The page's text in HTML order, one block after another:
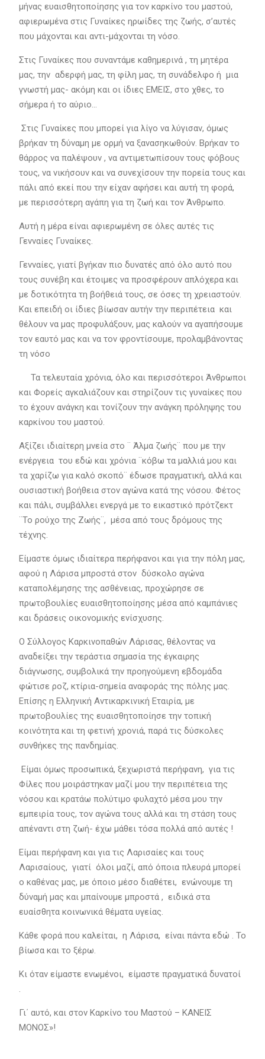
μήνας ευαισθητοποίησης για τον καρκίνο του μαστού,
αφιερωμένα στις Γυναίκες ηρωίδες της ζωής, σ’αυτές
που μάχονται και αντι-μάχονται τη νόσο.
Στις Γυναίκες που συναντάμε καθημερινά , τη μητέρα
μας, την αδερφή μας, τη φίλη μας, τη συνάδελφο ή μια
γνωστή μας- ακόμη και οι ίδιες ΕΜΕΙΣ, στο χθες, το
σήμερα ή το αύριο…
Στις Γυναίκες που μπορεί για λίγο να λύγισαν, όμως
βρήκαν τη δύναμη με ορμή να ξανασηκωθούν. Βρήκαν το
θάρρος να παλέψουν , να αντιμετωπίσουν τους φόβους
τους, να νικήσουν και να συνεχίσουν την πορεία τους και
πάλι από εκεί που την είχαν αφήσει και αυτή τη φορά,
με περισσότερη αγάπη για τη ζωή και τον Άνθρωπο.
Αυτή η μέρα είναι αφιερωμένη σε όλες αυτές τις
Γενναίες Γυναίκες.
Γενναίες, γιατί βγήκαν πιο δυνατές από όλο αυτό που
τους συνέβη και έτοιμες να προσφέρουν απλόχερα και
με δοτικότητα τη βοήθειά τους, σε όσες τη χρειαστούν.
Και επειδή οι ίδιες βίωσαν αυτήν την περιπέτεια και
θέλουν να μας προφυλάξουν, μας καλούν να αγαπήσουμε
τον εαυτό μας και να τον φροντίσουμε, προλαμβάνοντας
τη νόσο
Τα τελευταία χρόνια, όλο και περισσότεροι Άνθρωποι
και Φορείς αγκαλιάζουν και στηρίζουν τις γυναίκες που
το έχουν ανάγκη και τονίζουν την ανάγκη πρόληψης του
καρκίνου του μαστού.
Αξίζει ιδιαίτερη μνεία στο ¨ Άλμα ζωής¨ που με την
ενέργεια του εδώ και χρόνια ¨κόβω τα μαλλιά μου και
τα χαρίζω για καλό σκοπό¨ έδωσε πραγματική, αλλά και
ουσιαστική βοήθεια στον αγώνα κατά της νόσου. Φέτος
και πάλι, συμβάλλει ενεργά με το εικαστικό πρότζεκτ
¨Το ρούχο της Ζωής¨, μέσα από τους δρόμους της
τέχνης.
Είμαστε όμως ιδιαίτερα περήφανοι και για την πόλη μας,
αφού η Λάρισα μπροστά στον δύσκολο αγώνα
καταπολέμησης της ασθένειας, προχώρησε σε
πρωτοβουλίες ευαισθητοποίησης μέσα από καμπάνιες
και δράσεις οικονομικής ενίσχυσης.
Ο Σύλλογος Καρκινοπαθών Λάρισας, θέλοντας να
αναδείξει την τεράστια σημασία της έγκαιρης
διάγνωσης, συμβολικά την προηγούμενη εβδομάδα
φώτισε ροζ, κτίρια-σημεία αναφοράς της πόλης μας.
Επίσης η Ελληνική Αντικαρκινική Εταιρία, με
πρωτοβουλίες της ευαισθητοποίησε την τοπική
κοινότητα και τη φετινή χρονιά, παρά τις δύσκολες
συνθήκες της πανδημίας.
Είμαι όμως προσωπικά, ξεχωριστά περήφανη, για τις
Φίλες που μοιράστηκαν μαζί μου την περιπέτεια της
νόσου και κρατάω πολύτιμο φυλαχτό μέσα μου την
εμπειρία τους, τον αγώνα τους αλλά και τη στάση τους
απέναντι στη ζωή- έχω μάθει τόσα πολλά από αυτές !
Είμαι περήφανη και για τις Λαρισαίες και τους
Λαρισαίους, γιατί όλοι μαζί, από όποια πλευρά μπορεί
ο καθένας μας, με όποιο μέσο διαθέτει, ενώνουμε τη
δύναμή μας και μπαίνουμε μπροστά , ειδικά στα
ευαίσθητα κοινωνικά θέματα υγείας.
Κάθε φορά που καλείται, η Λάρισα, είναι πάντα εδώ . Το
βίωσα και το ξέρω.
Κι όταν είμαστε ενωμένοι, είμαστε πραγματικά δυνατοί
.
Γι΄ αυτό, και στον Καρκίνο του Μαστού – ΚΑΝΕΙΣ
ΜΟΝΟΣ»!